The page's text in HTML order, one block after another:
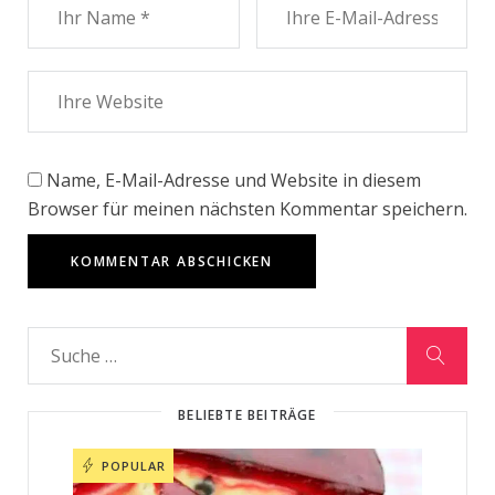
Name, E-Mail-Adresse und Website in diesem
Browser für meinen nächsten Kommentar speichern.
BELIEBTE BEITRÄGE
POPULAR